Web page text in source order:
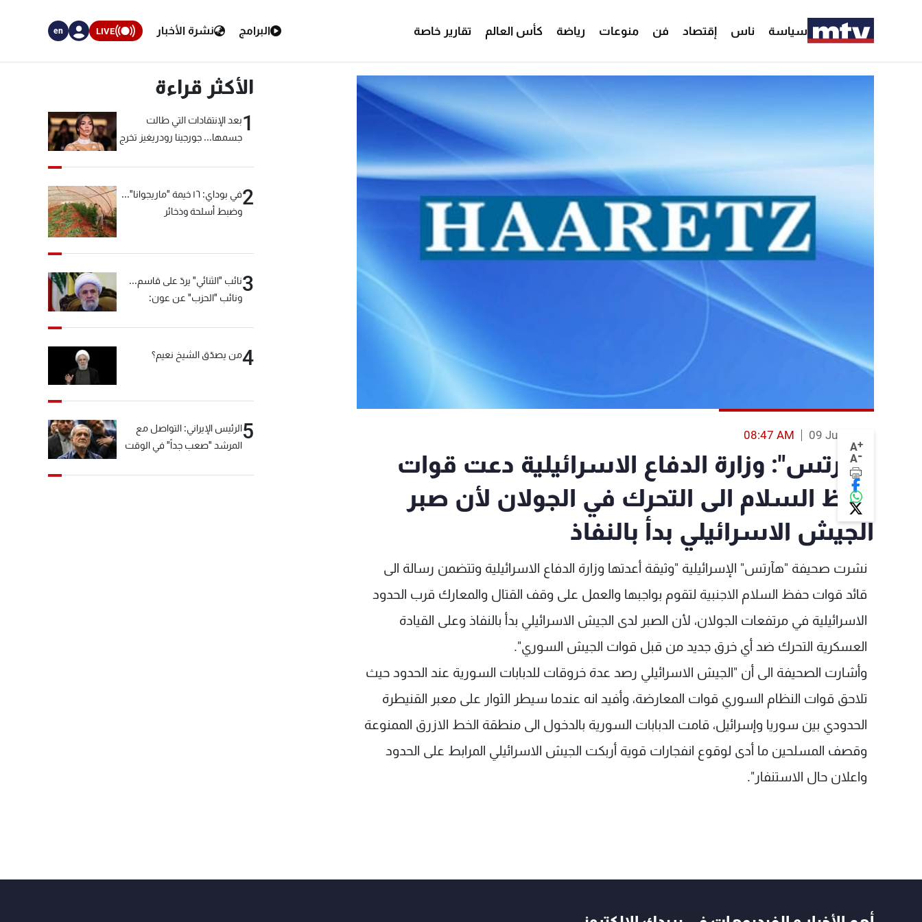
سياسة ناس إقتصاد فن منوعات رياضة كأس العالم تقارير خاصة البرامج نشرة الأخبار LIVE
en
A+
A-
09 Jun 2013
08:47 AM
"هآرتس": وزارة الدفاع الاسرائيلية دعت قوات
حفظ السلام الى التحرك في الجولان لأن صبر
الجيش الاسرائيلي بدأ بالنفاذ
نشرت صحيفة "هآرتس" الإسرائيلية "وثيقة أعدتها وزارة الدفاع الاسرائيلية وتتضمن رسالة الى
قائد قوات حفظ السلام الاجنبية لتقوم بواجبها والعمل على وقف القتال والمعارك قرب الحدود
الاسرائيلية في مرتفعات الجولان، لأن الصبر لدى الجيش الاسرائيلي بدأ بالنفاذ وعلى القيادة
العسكرية التحرك ضد أي خرق جديد من قبل قوات الجيش السوري".
وأشارت الصحيفة الى أن "الجيش الاسرائيلي رصد عدة خروقات للدبابات السورية عند الحدود حيث
تلاحق قوات النظام السوري قوات المعارضة، وأفيد انه عندما سيطر الثوار على معبر القنيطرة
الحدودي بين سوريا وإسرائيل، قامت الدبابات السورية بالدخول الى منطقة الخط الازرق الممنوعة
وقصف المسلحين ما أدى لوقوع انفجارات قوية أربكت الجيش الاسرائيلي المرابط على الحدود
واعلان حال الاستنفار".
الأكثر قراءة
1بعد الإنتقادات التي طالت
جسمها... جورجينا رودريغيز تخرج
2
في بوداي: ١٦ خيمة "ماريجوانا"...
وضبط أسلحة وذخائر
3نائب "الثنائي" يردّ على قاسم...
ونائب "الحزب" عن عون:
4من يصدّق الشيخ نعيم؟
5الرئيس الإيراني: التواصل مع
المرشد "صعب جداً" في الوقت